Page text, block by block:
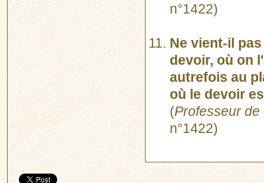
n°1422)
Ne vient-il
devoir, où on
autrefois au
où le devoir
(Professeur de
n°1422)